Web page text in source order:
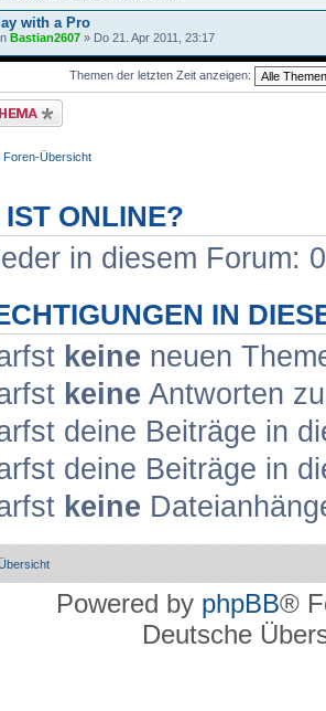
with a Pro
Bastian2607 » Do 21. Apr 2011, 23:17
Themen der letzten Zeit anzeigen:
erstellen
Übersicht
ONLINE?
in diesem Forum:
IN
keine neuen
keine Antworten
deine Beiträge in
deine Beiträge in
keine
Powered by phpBB®
Deutsche